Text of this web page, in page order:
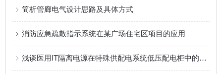
简析管廊电气设计思路及具体方式
消防应急疏散指示系统在某广场住宅区项目的应用
浅谈医用IT隔离电源在特殊供配电系统低压配电柜中的应用